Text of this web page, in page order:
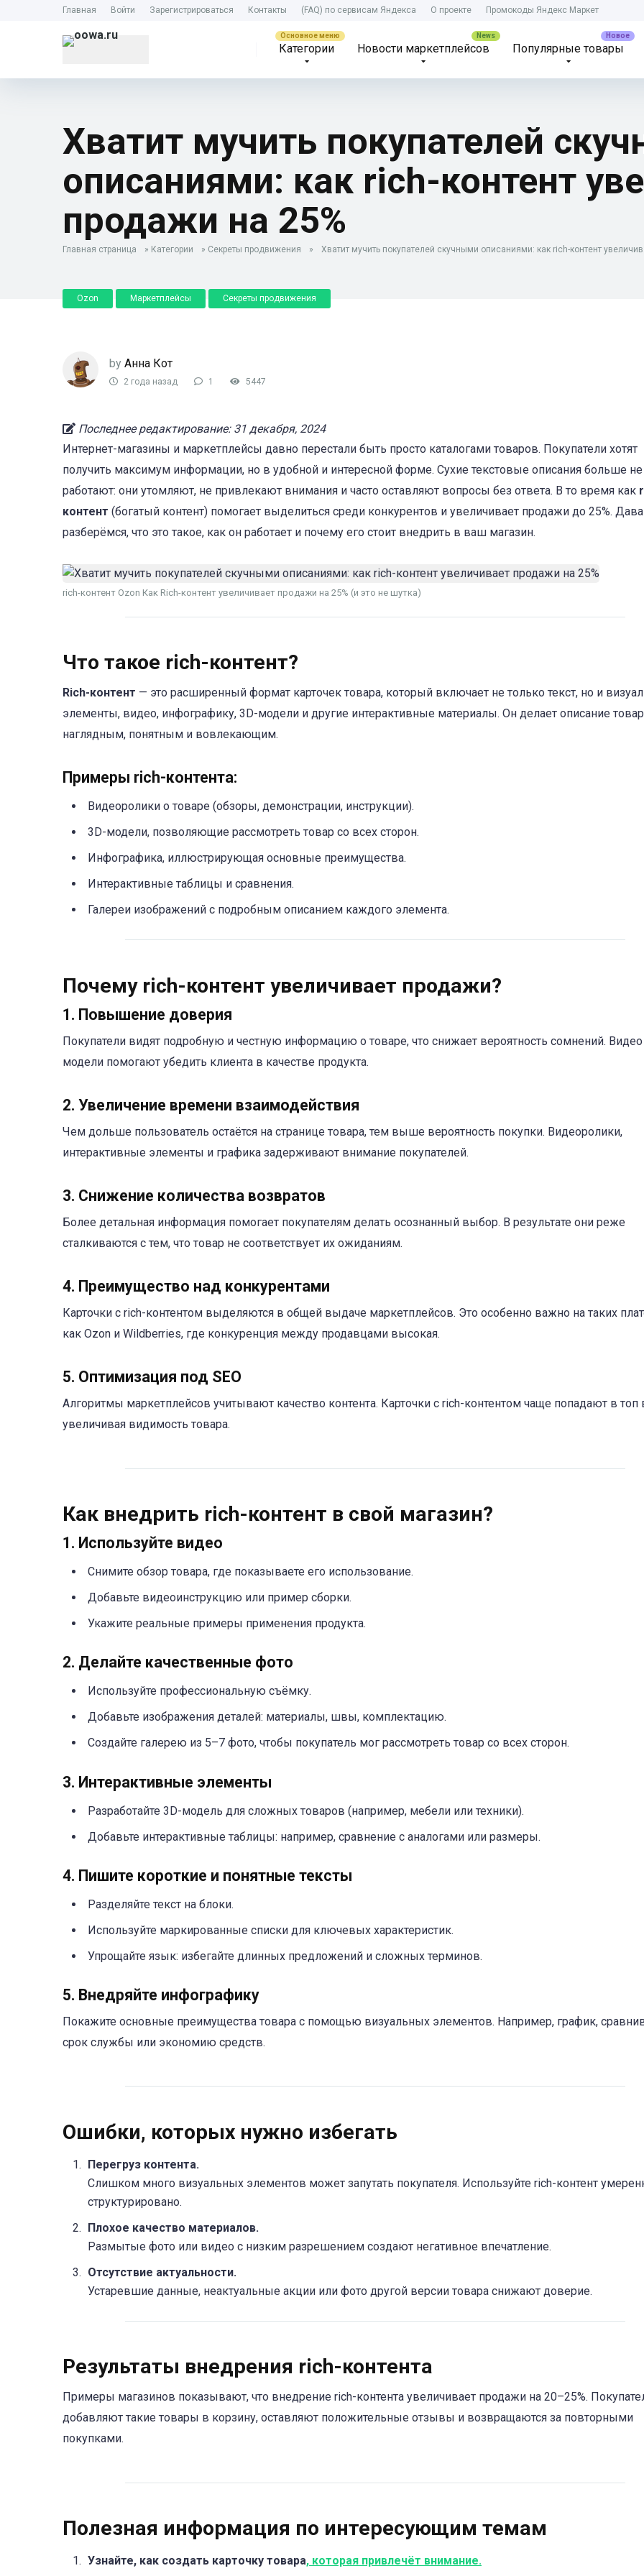
Главная Войти Зарегистрироваться Контакты (FAQ) по сервисам Яндекса О проекте Промокоды Яндекс Маркет
Категории Новости маркетплейсов Популярные товары
Хватит мучить покупателей
описаниями: как rich-контент
продажи на 25%
Главная страница » Категории » Секреты продвижения » Хватит мучить покупателей скучными описаниями: как rich-контент
Ozon Маркетплейсы Секреты продвижения
by Анна Кот
2 года назад 1 5447
Последнее редактирование: 31 декабря, 2024
Интернет-магазины и маркетплейсы давно перестали быть просто каталогами товаров. Покупатели хотят
получить максимум информации, но в удобной и интересной форме. Сухие текстовые описания больше не
работают: они утомляют, не привлекают внимания и часто оставляют вопросы без ответа. В то время как
контент (богатый контент) помогает выделиться среди конкурентов и увеличивает продажи до 25%.
разберёмся, что это такое, как он работает и почему его стоит внедрить в ваш магазин.
rich-контент Ozon Как Rich-контент увеличивает продажи на 25% (и это не шутка)
Что такое rich-контент?
Rich-контент — это расширенный формат карточек товара, который включает не только текст, но и
элементы, видео, инфографику, 3D-модели и другие интерактивные материалы. Он делает описание
наглядным, понятным и вовлекающим.
Примеры rich-контента:
Видеоролики о товаре (обзоры, демонстрации, инструкции).
3D-модели, позволяющие рассмотреть товар со всех сторон.
Инфографика, иллюстрирующая основные преимущества.
Интерактивные таблицы и сравнения.
Галереи изображений с подробным описанием каждого элемента.
Почему rich-контент увеличивает продажи?
1. Повышение доверия
Покупатели видят подробную и честную информацию о товаре, что снижает вероятность сомнений.
модели помогают убедить клиента в качестве продукта.
2. Увеличение времени взаимодействия
Чем дольше пользователь остаётся на странице товара, тем выше вероятность покупки. Видеоролики,
интерактивные элементы и графика задерживают внимание покупателей.
3. Снижение количества возвратов
Более детальная информация помогает покупателям делать осознанный выбор. В результате они реже
сталкиваются с тем, что товар не соответствует их ожиданиям.
4. Преимущество над конкурентами
Карточки с rich-контентом выделяются в общей выдаче маркетплейсов. Это особенно важно на таких
как Ozon и Wildberries, где конкуренция между продавцами высокая.
5. Оптимизация под SEO
Алгоритмы маркетплейсов учитывают качество контента. Карточки с rich-контентом чаще попадают в топ
увеличивая видимость товара.
Как внедрить rich-контент в свой магазин?
1. Используйте видео
Снимите обзор товара, где показываете его использование.
Добавьте видеоинструкцию или пример сборки.
Укажите реальные примеры применения продукта.
2. Делайте качественные фото
Используйте профессиональную съёмку.
Добавьте изображения деталей: материалы, швы, комплектацию.
Создайте галерею из 5–7 фото, чтобы покупатель мог рассмотреть товар со всех сторон.
3. Интерактивные элементы
Разработайте 3D-модель для сложных товаров (например, мебели или техники).
Добавьте интерактивные таблицы: например, сравнение с аналогами или размеры.
4. Пишите короткие и понятные тексты
Разделяйте текст на блоки.
Используйте маркированные списки для ключевых характеристик.
Упрощайте язык: избегайте длинных предложений и сложных терминов.
5. Внедряйте инфографику
Покажите основные преимущества товара с помощью визуальных элементов. Например, график,
срок службы или экономию средств.
Ошибки, которых нужно избегать
Перегруз контента.
Слишком много визуальных элементов может запутать покупателя. Используйте rich-контент
структурировано.
Плохое качество материалов.
Размытые фото или видео с низким разрешением создают негативное впечатление.
Отсутствие актуальности.
Устаревшие данные, неактуальные акции или фото другой версии товара снижают доверие.
Результаты внедрения rich-контента
Примеры магазинов показывают, что внедрение rich-контента увеличивает продажи на 20–25%.
добавляют такие товары в корзину, оставляют положительные отзывы и возвращаются за повторными
покупками.
Полезная информация по интересующим темам
Узнайте, как создать карточку товара, которая привлечёт внимание.